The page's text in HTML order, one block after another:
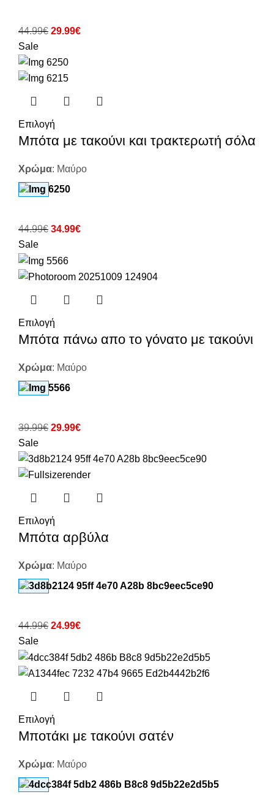
44.99€ 29.99€
Sale
Επιλογή
Μπότα με τακούνι και τρακτερωτή σόλα
Χρώμα: Μαύρο
44.99€ 34.99€
Sale
Επιλογή
Μπότα πάνω απο το γόνατο με τακούνι
Χρώμα: Μαύρο
39.99€ 29.99€
Sale
Επιλογή
Μπότα αρβύλα
Χρώμα: Μαύρο
44.99€ 24.99€
Sale
Επιλογή
Μποτάκι με τακούνι σατέν
Χρώμα: Μαύρο